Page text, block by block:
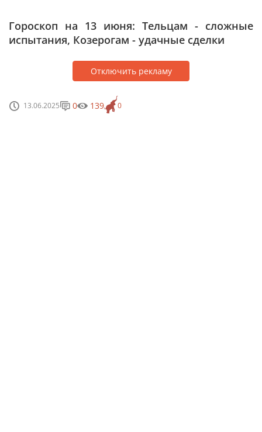
Гороскоп на 13 июня: Тельцам - сложные
испытания, Козерогам - удачные сделки
Отключить рекламу
13.06.2025 0
0 139